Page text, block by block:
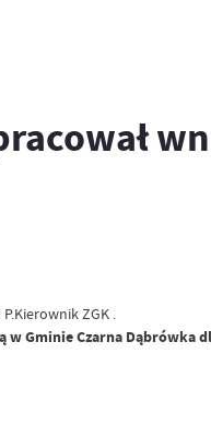
ZGK .
Gminie Czarna Dąbrówka